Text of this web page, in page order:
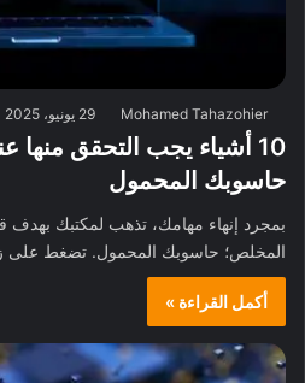
Mohamed Tahazohier 29 يونيو، 2025
10 أشياء يجب التحقق منها
حاسوبك المحمول
بمجرد إنهاء مهامك، تذهب لمكتبك
المخلص؛ حاسوبك المحمول. تضغط على
أكمل القراءة »